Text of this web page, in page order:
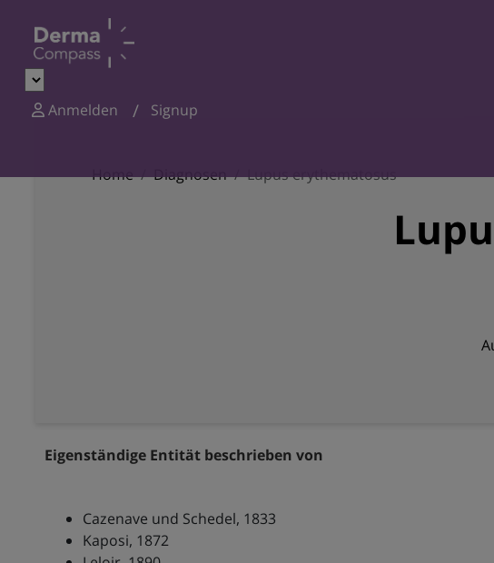
Anmelden
Signup
Home
Diagnosen Lupus erythematosus
Eigenständige Entität beschrieben von
Cazenave und Schedel, 1833
Kaposi, 1872